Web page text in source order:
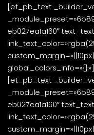
[et_pb_text
eb027ea1a160″
global_colors_info=»{}»]
[et_pb_text
eb027ea1a160″